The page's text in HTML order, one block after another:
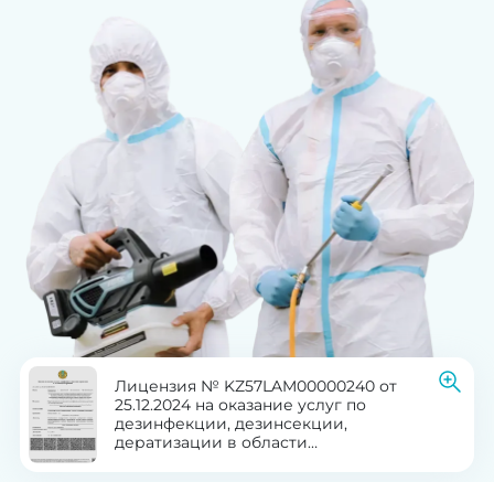
Лицензия № KZ57LAM00000240 от
25.12.2024 на оказание услуг по
дезинфекции, дезинсекции,
дератизации в области